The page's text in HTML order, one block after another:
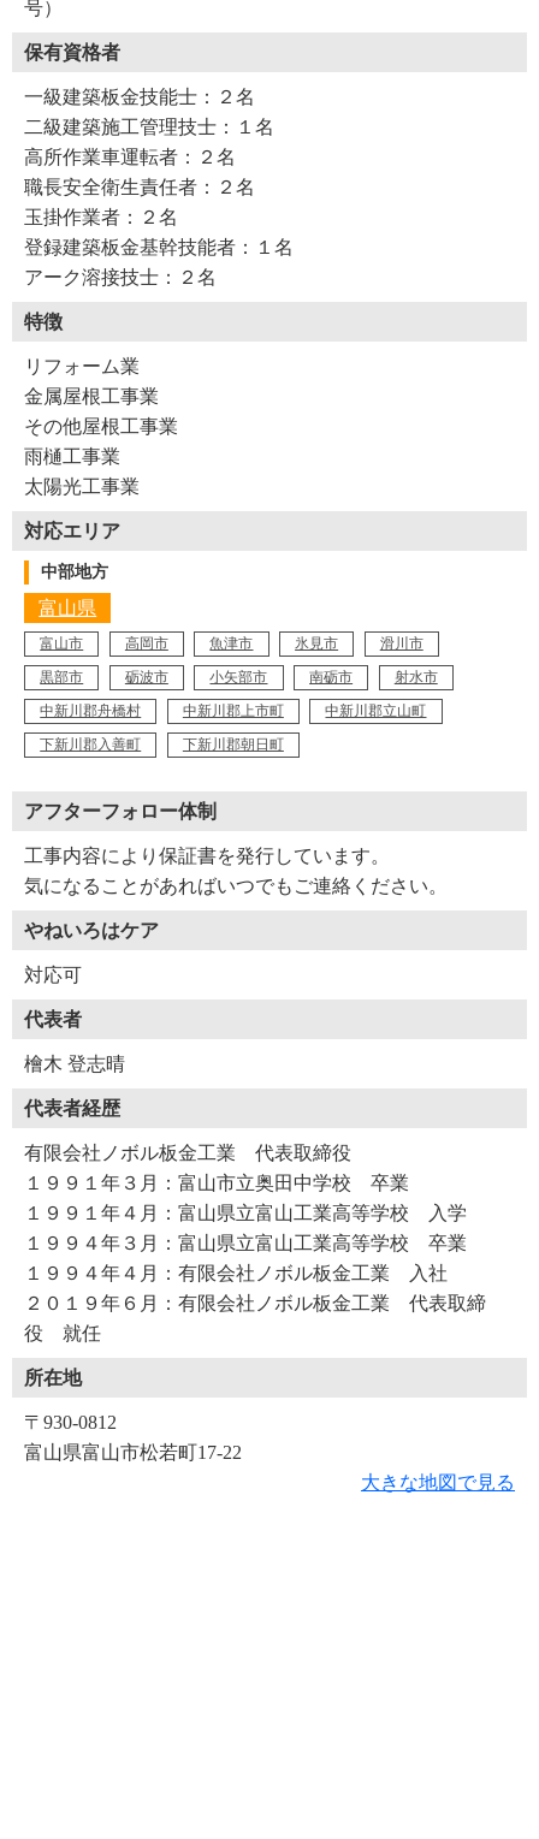
号）
保有資格者
一級建築板金技能士：２名
二級建築施工管理技士：１名
高所作業車運転者：２名
職長安全衛生責任者：２名
玉掛作業者：２名
登録建築板金基幹技能者：１名
アーク溶接技士：２名
特徴
リフォーム業
金属屋根工事業
その他屋根工事業
雨樋工事業
太陽光工事業
対応エリア
中部地方
富山県
富山市 高岡市 魚津市 氷見市
滑川市
黒部市
砺波市 小矢部市 南砺市
射水市
中新川郡舟橋村
中新川郡上市町
中新川郡立山町
下新川郡入善町
下新川郡朝日町
アフターフォロー体制
工事内容により保証書を発行しています。
気になることがあればいつでもご連絡ください。
やねいろはケア
対応可
代表者
檜木 登志晴
代表者経歴
有限会社ノボル板金工業 代表取締役
１９９１年３月：富山市立奥田中学校 卒業
１９９１年４月：富山県立富山工業高等学校 入学
１９９４年３月：富山県立富山工業高等学校 卒業
１９９４年４月：有限会社ノボル板金工業 入社
２０１９年６月：有限会社ノボル板金工業 代表取締
役 就任
所在地
〒930-0812
富山県富山市松若町17-22
大きな地図で見る